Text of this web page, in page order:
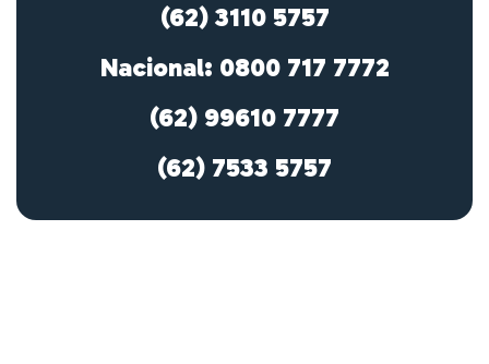
(62) 3110 5757
Nacional: 0800 717 7772
(62) 99610 7777
(62) 7533 5757